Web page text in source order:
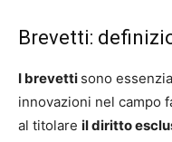
Brevetti:
I brevetti sono
innovazioni nel campo
al titolare il diritto